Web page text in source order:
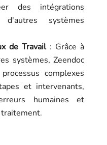
des intégrations
d'autres systèmes
de Travail: Grâce à
systèmes, Zeendoc
complexes
et intervenants,
humaines et
traitement.